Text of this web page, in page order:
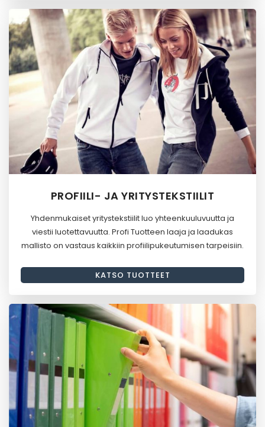
PROFIILI- JA YRITYSTEKSTIILIT
Yhdenmukaiset yritystekstiilit luo yhteenkuuluvuutta ja
viestii luotettavuutta. Profi Tuotteen laaja ja laadukas
mallisto on vastaus kaikkiin profiilipukeutumisen tarpeisiin.
KATSO TUOTTEET